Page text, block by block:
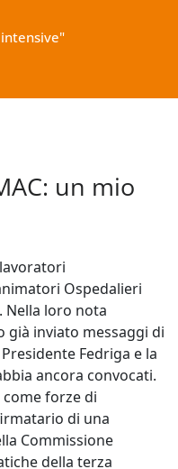
un mio
Ospedalieri
Nella loro nota
già inviato messaggi di
Fedriga e la
ancora convocati.
forze di
di una
Commissione
della terza